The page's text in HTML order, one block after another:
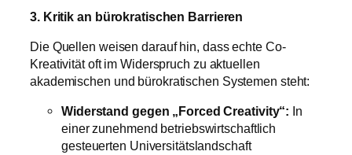
3. Kritik an bürokratischen Barrieren
Die Quellen weisen darauf hin, dass echte Co-
Kreativität oft im Widerspruch zu aktuellen
akademischen und bürokratischen Systemen steht:
Widerstand gegen „Forced Creativity“: In
einer zunehmend betriebswirtschaftlich
gesteuerten Universitätslandschaft